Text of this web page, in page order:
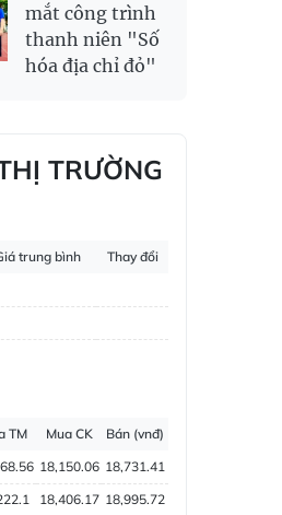
mắt công trình
thanh niên "Số
hóa địa chỉ đỏ"
TRƯỜNG
trung bình
Thay đổi
TM Mua CK
Bán (vnđ)
18,150.06 18,731.41
18,406.17 18,995.72